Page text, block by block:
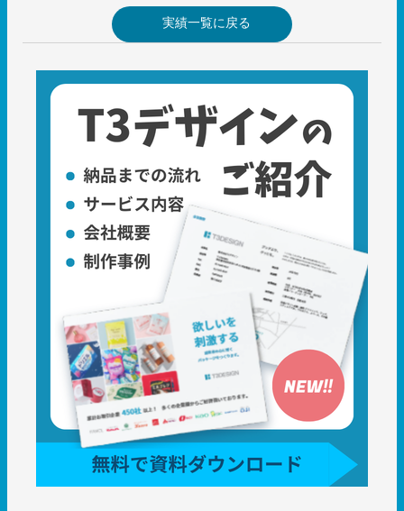
実績一覧に戻る